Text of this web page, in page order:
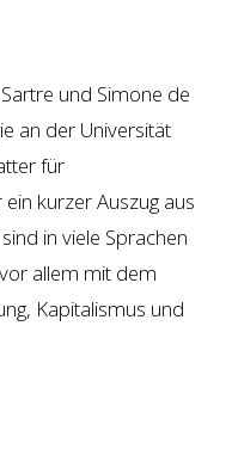
und Simone de
an der Universität
für
kurzer Auszug aus
in viele Sprachen
allem mit dem
Kapitalismus und